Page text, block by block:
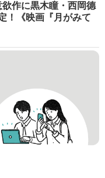
作に黒木瞳・西岡德
！《映画『月がみて